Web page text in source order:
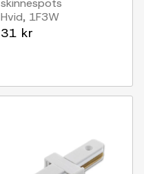
skinnespots
Hvid, 1F3W
31 kr